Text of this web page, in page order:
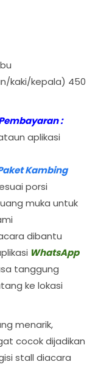
kaki/kepala) 450
:
aplikasi
Kambing
porsi
muka untuk
dibantu
WhatsApp
tanggung
ke lokasi
menarik,
cocok dijadikan
stall diacara